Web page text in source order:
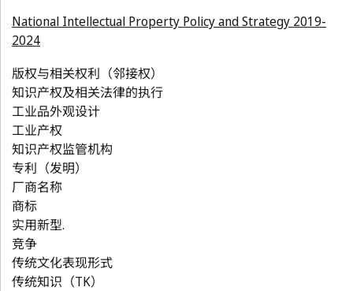
National Intellectual Property Policy and Strategy 2019-
2024
版权与相关权利（邻接权）
知识产权及相关法律的执行
工业品外观设计
工业产权
知识产权监管机构
专利（发明）
厂商名称
商标
实用新型.
竞争
传统文化表现形式
传统知识（TK）